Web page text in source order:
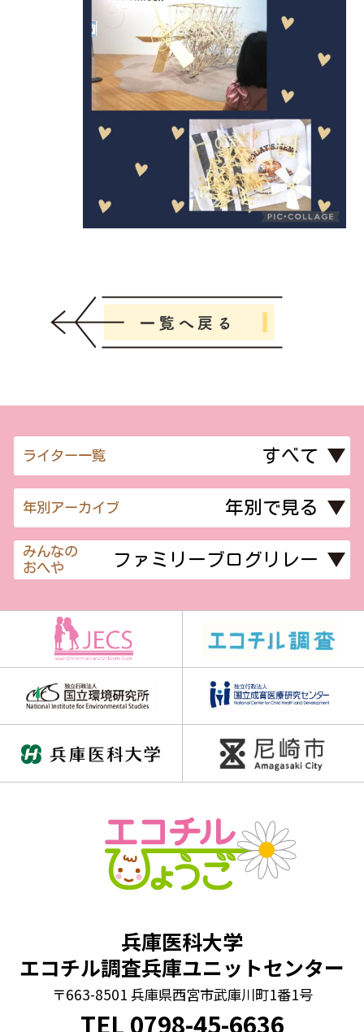
ライター一覧
年別アーカイブ
みんなの
おへや
兵庫医科大学
エコチル調査兵庫ユニットセンター
〒663-8501 兵庫県西宮市武庫川町1番1号
TEL 0798-45-6636